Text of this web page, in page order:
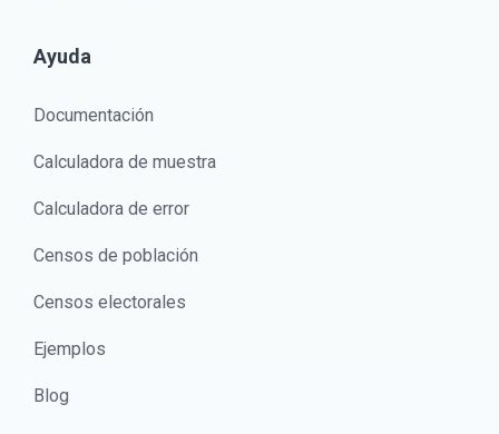
Ayuda
Documentación
Calculadora de muestra
Calculadora de error
Censos de población
Censos electorales
Ejemplos
Blog